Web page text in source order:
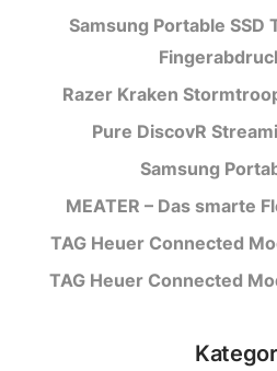
Samsung Portable SSD
Razer Kraken
Pure DiscovR
Samsung
MEATER – Das smarte
TAG Heuer Connected
TAG Heuer Connected